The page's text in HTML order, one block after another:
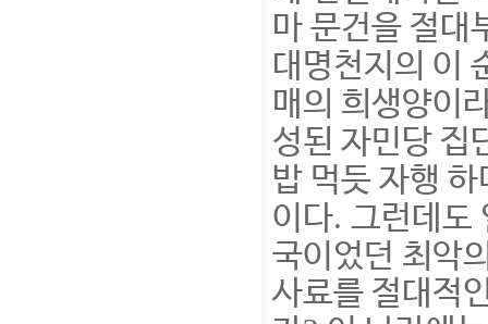
마 문건을 절대
대명천지의 이
매의 희생양이
성된 자민당 집
밥 먹듯 자행 하
이다. 그런데도
국이었던 최악
사료를 절대적